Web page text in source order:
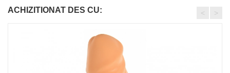
ACHIZITIONAT DES CU: < >